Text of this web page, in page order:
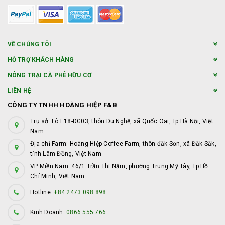
VỀ CHÚNG TÔI
HỖ TRỢ KHÁCH HÀNG
NÔNG TRẠI CÀ PHÊ HỮU CƠ
LIÊN HỆ
CÔNG TY TNHH HOÀNG HIỆP F&B
Trụ sở: Lô E18-DG03, thôn Du Nghệ, xã Quốc Oai, Tp.Hà Nội, Việt
Nam
Địa chỉ Farm: Hoàng Hiệp Coffee Farm, thôn đắk Sơn, xã Đắk Sắk,
tỉnh Lâm Đồng, Việt Nam
VP Miền Nam: 46/1 Trần Thị Năm, phường Trung Mỹ Tây, Tp.Hồ
Chí Minh, Việt Nam
Hotline:+84 2473 098 898
Kinh Doanh: 0866 555 766